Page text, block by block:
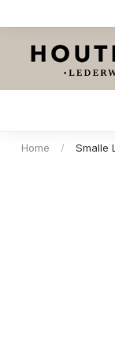
Home / Smalle